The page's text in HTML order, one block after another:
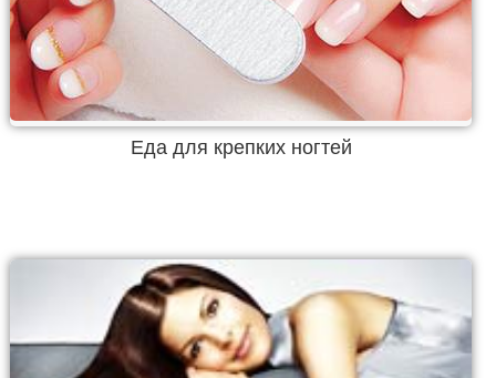
Еда для крепких ногтей